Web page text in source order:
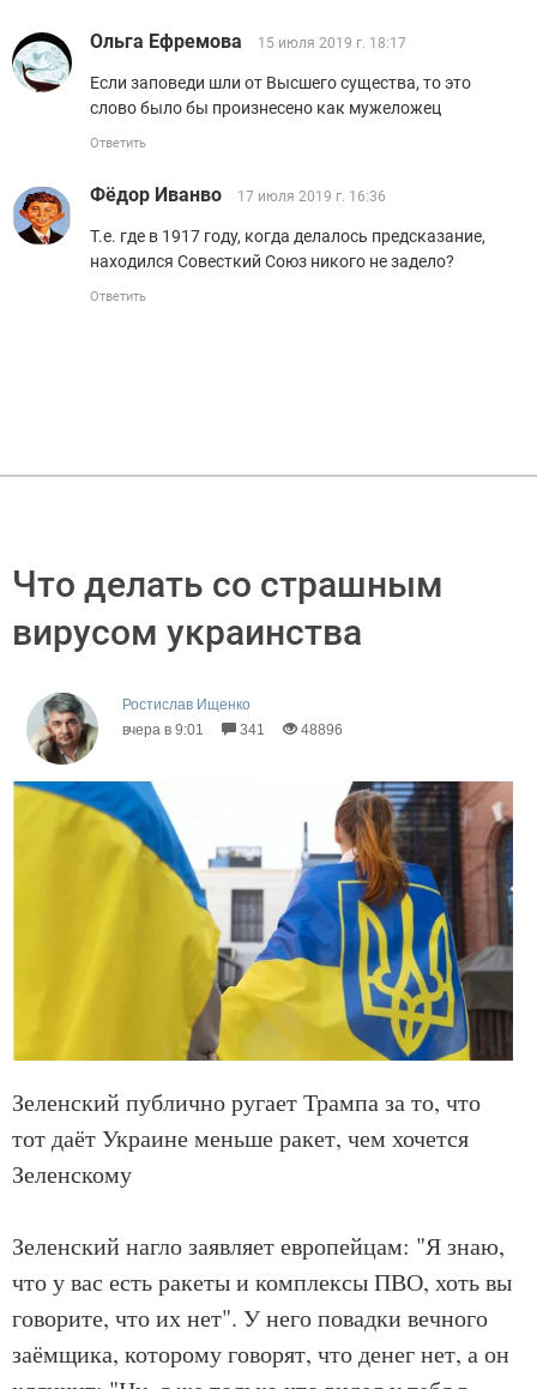
Ольга Ефремова 15 июля 2019 г. 18:17
Если заповеди шли от Высшего существа, то это
слово было бы произнесено как мужеложец
Ответить
Фёдор Иванво 17 июля 2019 г. 16:36
Т.е. где в 1917 году, когда делалось предсказание,
находился Совесткий Союз никого не задело?
Ответить
Что делать со страшным
вирусом украинства
Ростислав Ищенко
вчера в 9:01
341 48896
Зеленский публично ругает Трампа за то, что
тот даёт Украине меньше ракет, чем хочется
Зеленскому
Зеленский нагло заявляет европейцам: "Я знаю,
что у вас есть ракеты и комплексы ПВО, хоть вы
говорите, что их нет". У него повадки вечного
заёмщика, которому говорят, что денег нет, а он